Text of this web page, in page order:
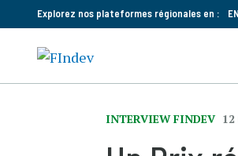
Explorez nos plateformes régionales en :
INTERVIEW FINDEV